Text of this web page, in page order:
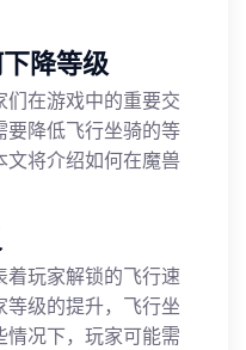
降等级
在游戏中的重要交
要降低飞行坐骑的等
文将介绍如何在魔兽
着玩家解锁的飞行速
等级的提升，飞行坐
况下，玩家可能需